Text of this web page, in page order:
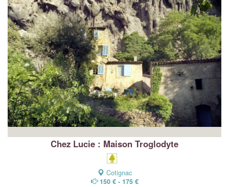
Chez Lucie : Maison Troglodyte
Cotignac
150 € - 175 €